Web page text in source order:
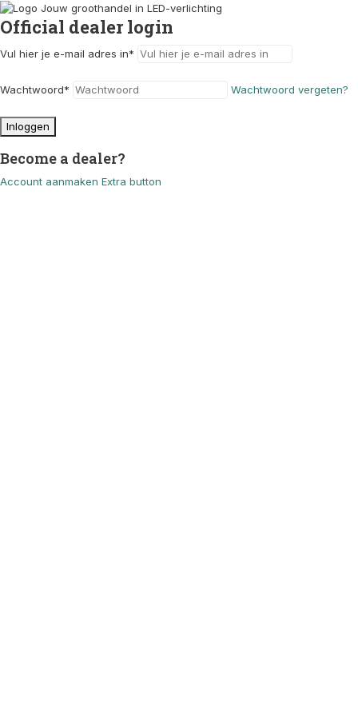
Official dealer login
Vul hier je e-mail adres in*
Wachtwoord* Wachtwoord vergeten?
Inloggen
Become a dealer?
Account aanmaken Extra button